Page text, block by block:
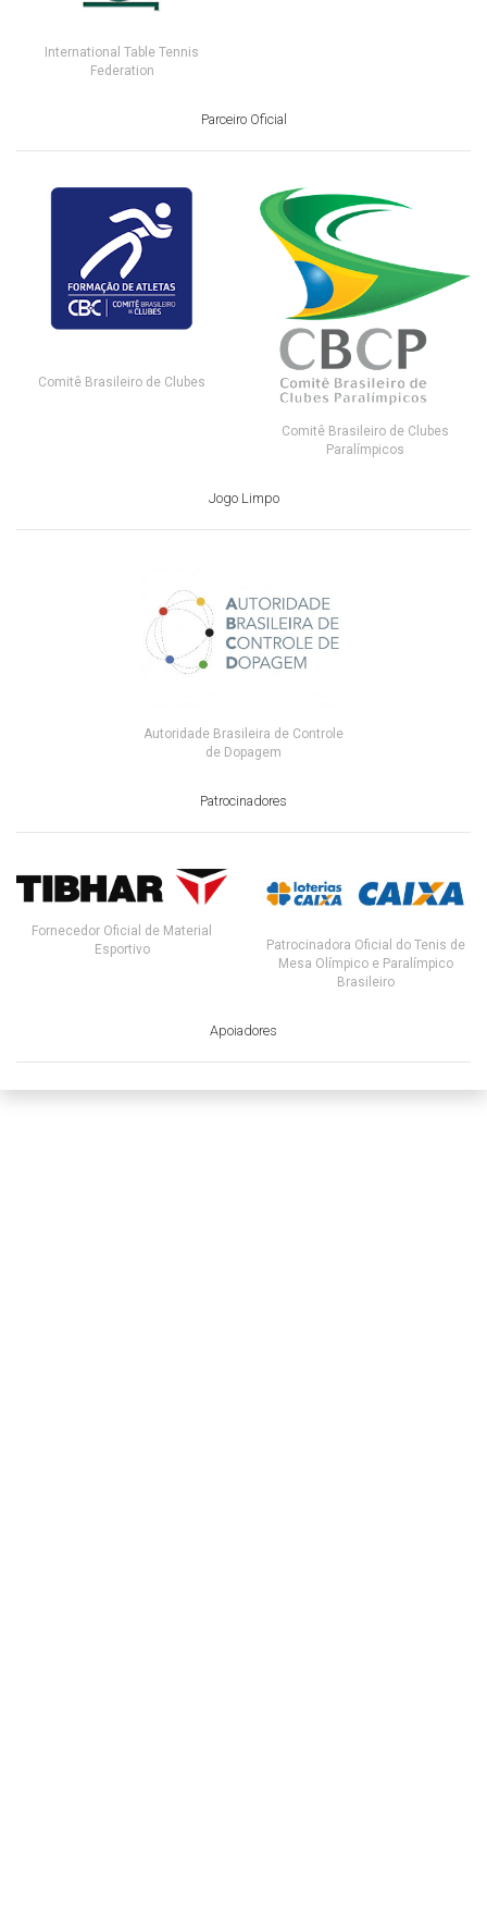
International Table Tennis
Federation
Parceiro Oficial
Comitê Brasileiro de Clubes
Comitê Brasileiro de Clubes
Paralímpicos
Jogo Limpo
Autoridade Brasileira de Controle
de Dopagem
Patrocinadores
Fornecedor Oficial de Material
Esportivo
Patrocinadora Oficial do Tenis de
Mesa Olímpico e Paralímpico
Brasileiro
Apoiadores